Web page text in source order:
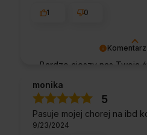
Bardzo cieszy nas Twoja
klientów takich jak Ty i
że nam się udało. Mamy
wrócisz :) Pozdrawiamy
1
0
monika
5
Pasuje mojej chorej na ibd
9/23/2024